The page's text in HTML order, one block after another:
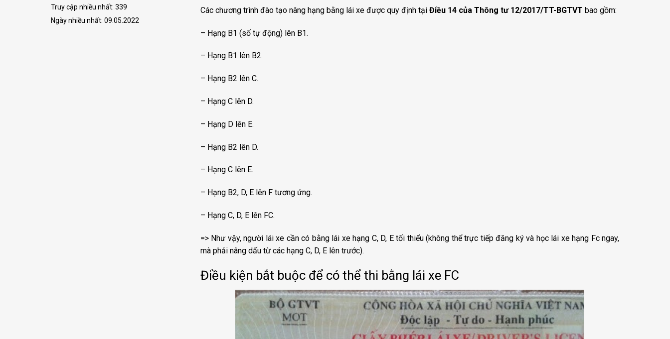
Truy cập nhiều nhất: 339
Ngày nhiều nhất: 09.05.2022
Các chương trình đào tạo nâng hạng bằng lái xe được quy định tại Điều 14 của Thông tư 12/2017/TT-BGTVT bao gồm:
– Hạng B1 (số tự động) lên B1.
– Hạng B1 lên B2.
– Hạng B2 lên C.
– Hạng C lên D.
– Hạng D lên E.
– Hạng B2 lên D.
– Hạng C lên E.
– Hạng B2, D, E lên F tương ứng.
– Hạng C, D, E lên FC.
=> Như vậy, người lái xe cần có bằng lái xe hạng C, D, E tối thiểu (không thể trực tiếp đăng ký và học lái xe hạng Fc ngay,
mà phải nâng dấu từ các hạng C, D, E lên trước).
Điều kiện bắt buộc để có thể thi bằng lái xe FC